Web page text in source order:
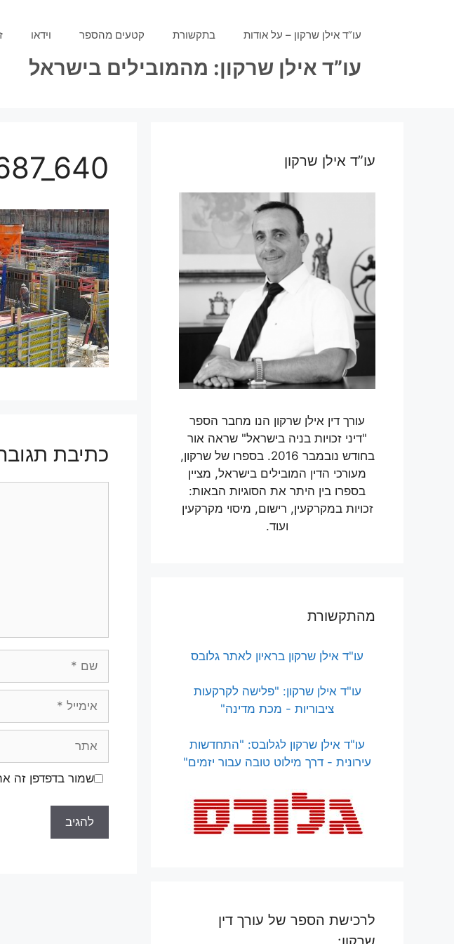
עו”ד אילן שרקון – על אודות בתקשורת קטעים מהספר וידאו
עו”ד אילן שרקון: מהמובילים בישראל
כתיבת
שמור בדפדפן זה
עו”ד אילן שרקון
עורך דין אילן שרקון הנו מחבר הספר
"דיני זכויות בניה בישראל" שראה אור
בחודש נובמבר 2016. בספרו של שרקון,
מעורכי הדין המובילים בישראל, מציין
בספרו בין היתר את הסוגיות הבאות:
זכויות במקרקעין, רישום, מיסוי מקרקעין
ועוד.
מהתקשורת
עו"ד אילן שרקון בראיון לאתר גלובס
עו"ד אילן שרקון: "פלישה לקרקעות
ציבוריות - מכת מדינה"
עו"ד אילן שרקון לגלובס: "התחדשות
עירונית - דרך מילוט טובה עבור יזמים"
לרכישת הספר של עורך דין